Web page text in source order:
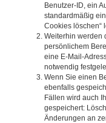
Benutzer-ID, ein
standardmäßig
Cookies löschen“
Weiterhin werden
persönlichem
eine E-Mail-
notwendig
Wenn Sie einen
ebenfalls
Fällen wird auch
gespeichert:
Änderungen an